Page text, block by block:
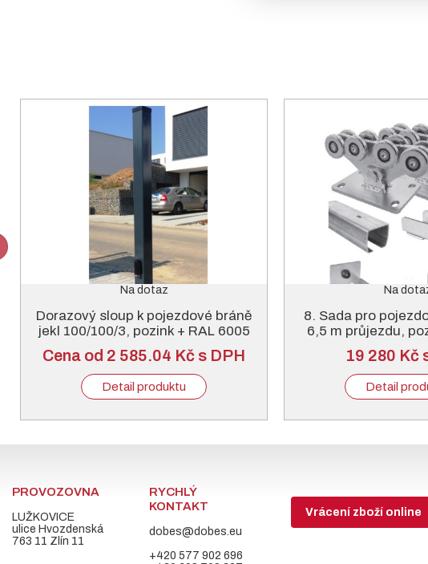
Na dotaz
Dorazový sloup k pojezdové bráně
jekl 100/100/3, pozink + RAL 6005
nebo 7016
Cena od 2 585.04 Kč s DPH
Detail produktu
Na
8. Sada pro
6,5 m průjezdu,
profil
19 280 Kč
Detail
PROVOZOVNA
LUŽKOVICE
ulice Hvozdenská
763 11 Zlín 11
RYCHLÝ
KONTAKT
dobes@dobes.eu
+420 577 902 696
Vrácení zboží online